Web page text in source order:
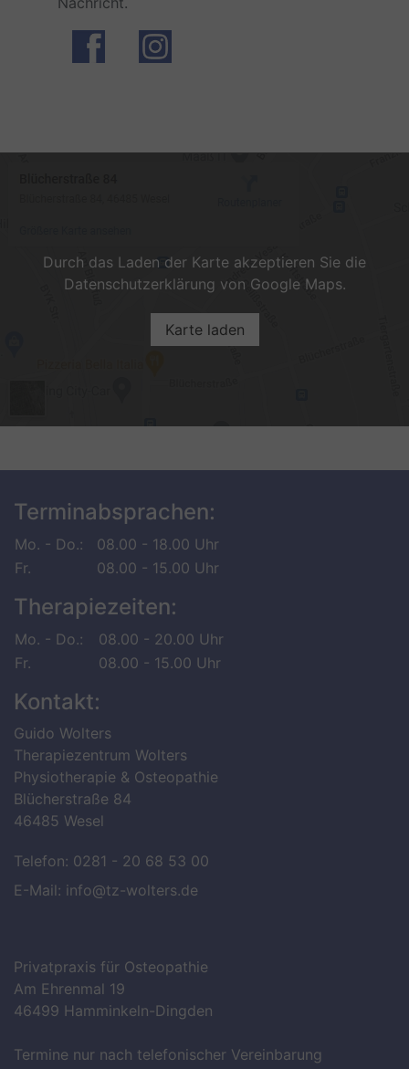
Durch das Laden der Karte akzeptieren Sie die
Datenschutzerklärung von Google Maps.
Karte laden
Terminabsprachen:
Mo. - Do.:
08.00 - 18.00 Uhr
Fr.
08.00 - 15.00 Uhr
Therapiezeiten:
Mo. - Do.:
08.00 - 20.00 Uhr
Fr.
08.00 - 15.00 Uhr
Kontakt:
Guido Wolters
Therapiezentrum Wolters
Physiotherapie & Osteopathie
Blücherstraße 84
46485 Wesel
Telefon: 0281 - 20 68 53 00
E-Mail: info@tz-wolters.de
Privatpraxis für Osteopathie
Am Ehrenmal 19
46499 Hamminkeln-Dingden
Termine nur nach telefonischer Vereinbarung